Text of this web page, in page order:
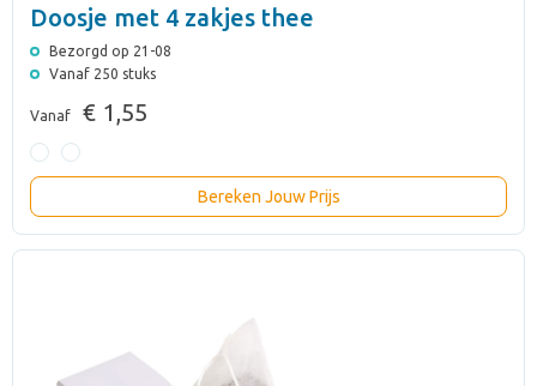
Doosje met 4 zakjes thee
Bezorgd op 21-08
Vanaf 250 stuks
Vanaf € 1,55
Bereken Jouw Prijs